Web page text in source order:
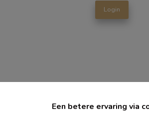
Een betere ervaring via
Login